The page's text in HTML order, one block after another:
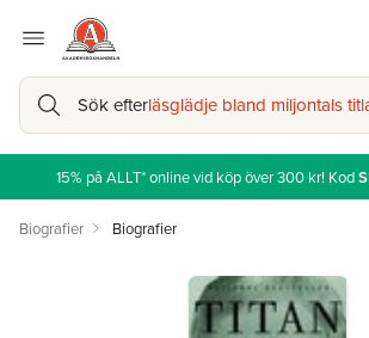
Sök efterläsglädje bland miljontals
15% på ALLT* online vid köp över 300 kr! Kod
Biografier Biografier